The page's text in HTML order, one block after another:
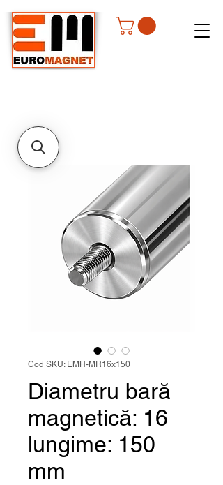
Cod SKU: EMH-MR16x150
Diametru bară
magnetică: 16
lungime: 150
mm